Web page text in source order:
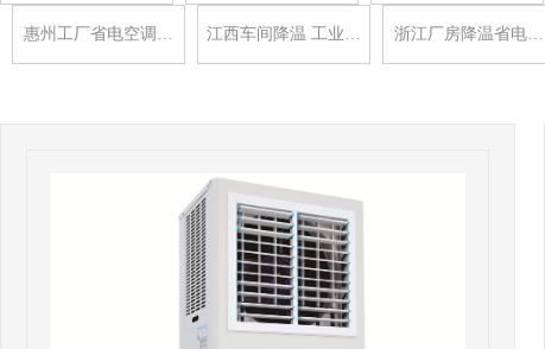
惠州工厂省电空调… 江西车间降温 工业… 浙江厂房降温省电…